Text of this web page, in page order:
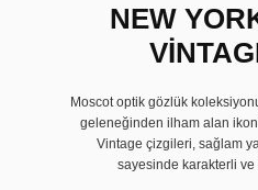
NEW
Moscot optik gözlük
geleneğinden ilham alan
Vintage çizgileri, sağlam
sayesinde karakterli ve